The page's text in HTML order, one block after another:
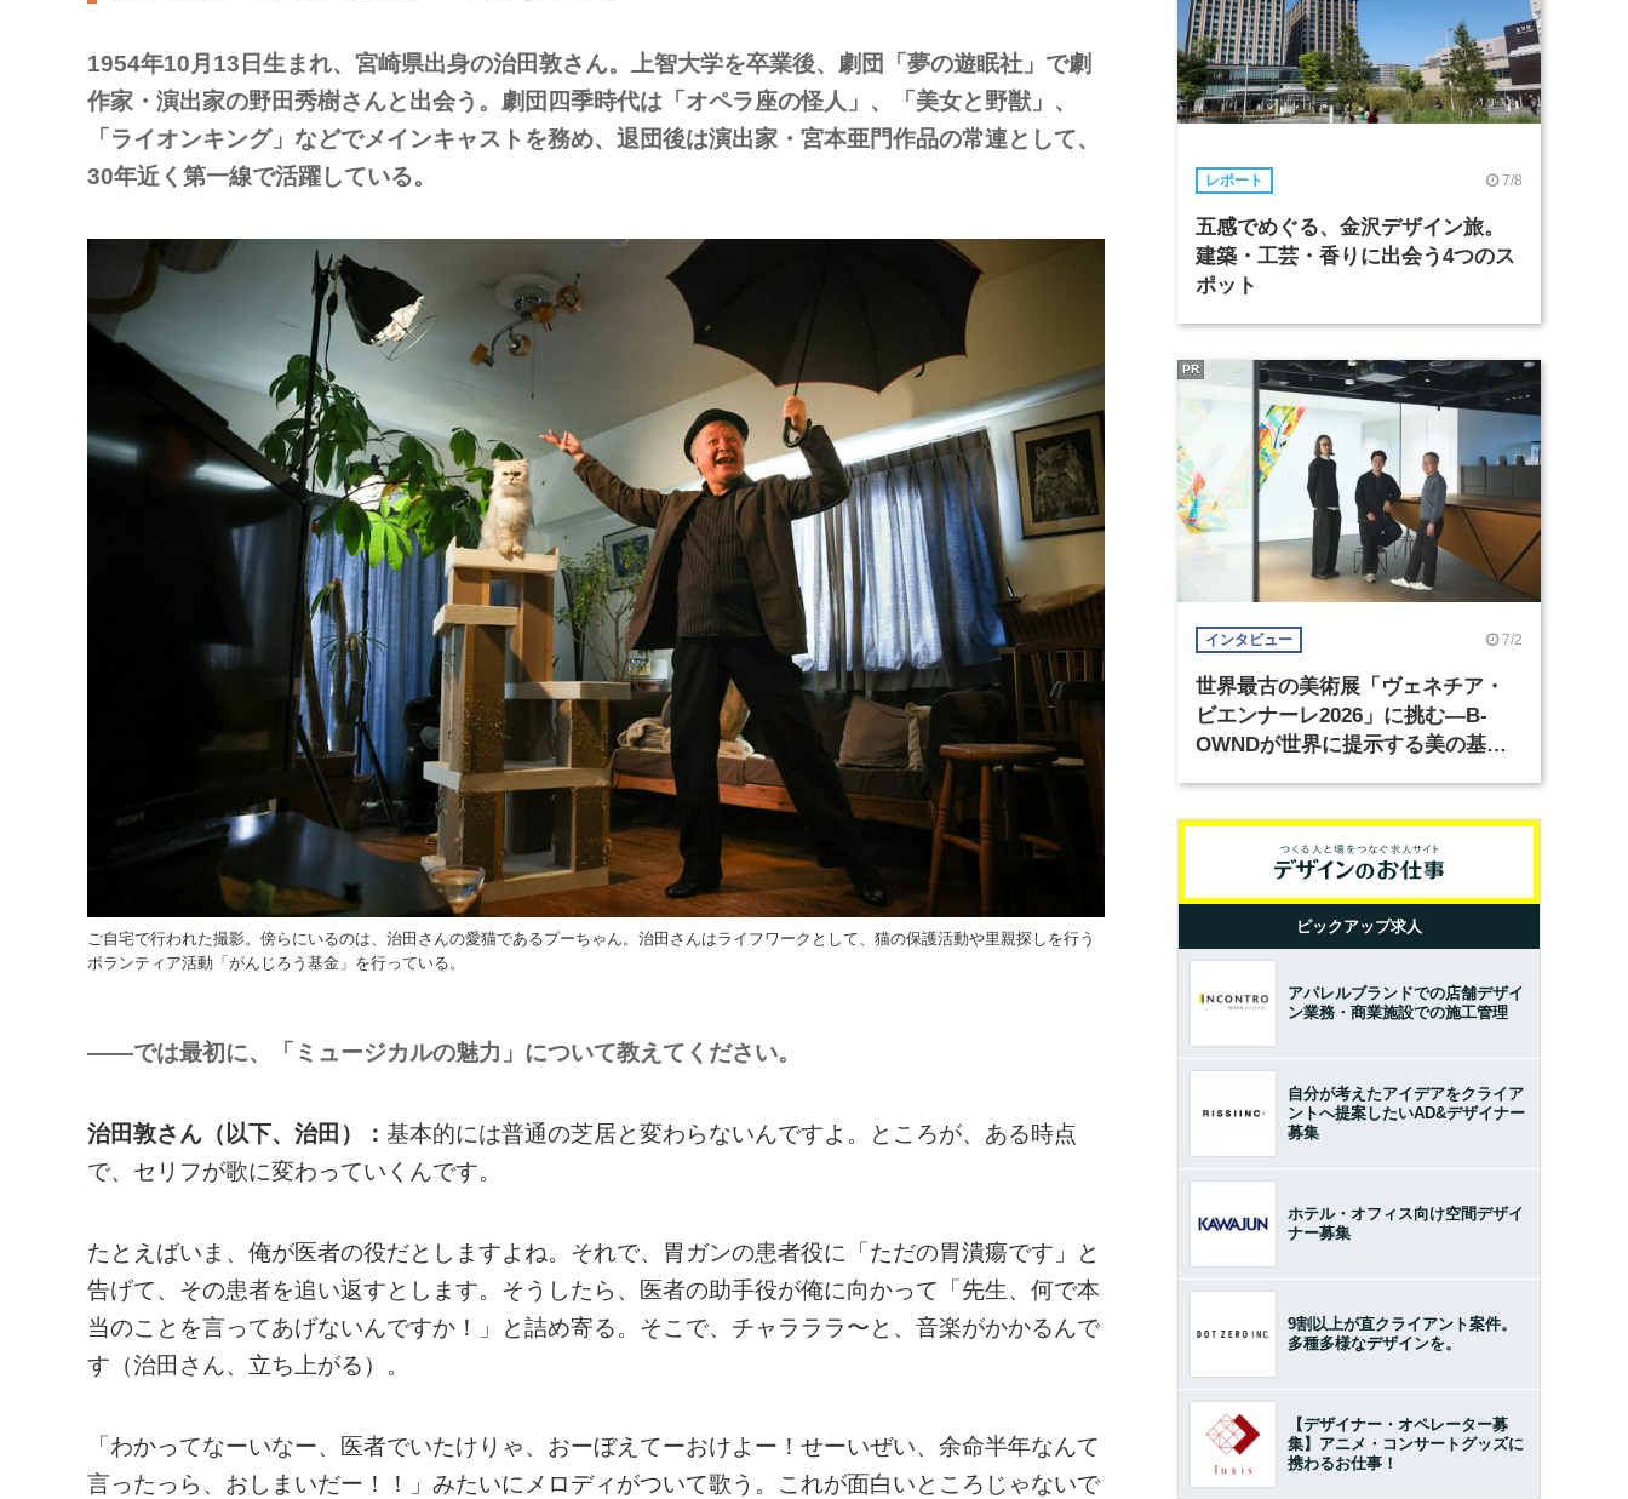
1954年10月13日生まれ、宮崎県出身の治田敦さん。上智大学を卒業後、劇団「夢の遊眠社」で劇
作家・演出家の野田秀樹さんと出会う。劇団四季時代は「オペラ座の怪人」、「美女と野獣」、
「ライオンキング」などでメインキャストを務め、退団後は演出家・宮本亜門作品の常連として、
30年近く第一線で活躍している。
ご自宅で行われた撮影。傍らにいるのは、治田さんの愛猫であるプーちゃん。治田さんはライフワークとして、猫の保護活動や里親探しを行う
ボランティア活動「がんじろう基金」を行っている。
――では最初に、「ミュージカルの魅力」について教えてください。
治田敦さん（以下、治田）： 基本的には普通の芝居と変わらないんですよ。ところが、ある時点
で、セリフが歌に変わっていくんです。
たとえばいま、俺が医者の役だとしますよね。それで、胃ガンの患者役に「ただの胃潰瘍です」と
告げて、その患者を追い返すとします。そうしたら、医者の助手役が俺に向かって「先生、何で本
当のことを言ってあげないんですか！」と詰め寄る。そこで、チャラララ〜と、音楽がかかるんで
す（治田さん、立ち上がる）。
「わかってなーいなー、医者でいたけりゃ、おーぼえてーおけよー！せーいぜい、余命半年なんて
言ったっら、おしまいだー！！」みたいにメロディがついて歌う。これが面白いところじゃないで
レポート 7/8
五感でめぐる、金沢デザイン旅。
建築・工芸・香りに出会う4つのス
ポット
インタビュー 7/2
世界最古の美術展「ヴェネチア・
ビエンナーレ2026」に挑む―B-
OWNDが世界に提示する美の基準
PR
ピックアップ求人
アパレルブランドでの店舗デザイ
ン業務・商業施設での施工管理
自分が考えたアイデアをクライア
ントへ提案したいAD&デザイナー
募集
ホテル・オフィス向け空間デザイ
ナー募集
9割以上が直クライアント案件。
多種多様なデザインを。
【デザイナー・オペレーター募
集】アニメ・コンサートグッズに
携わるお仕事！